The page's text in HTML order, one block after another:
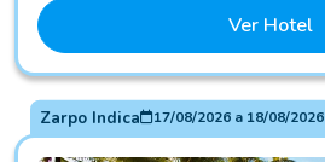
Ver Hotel
Zarpo Indica 17/08/2026a 18/08/2026